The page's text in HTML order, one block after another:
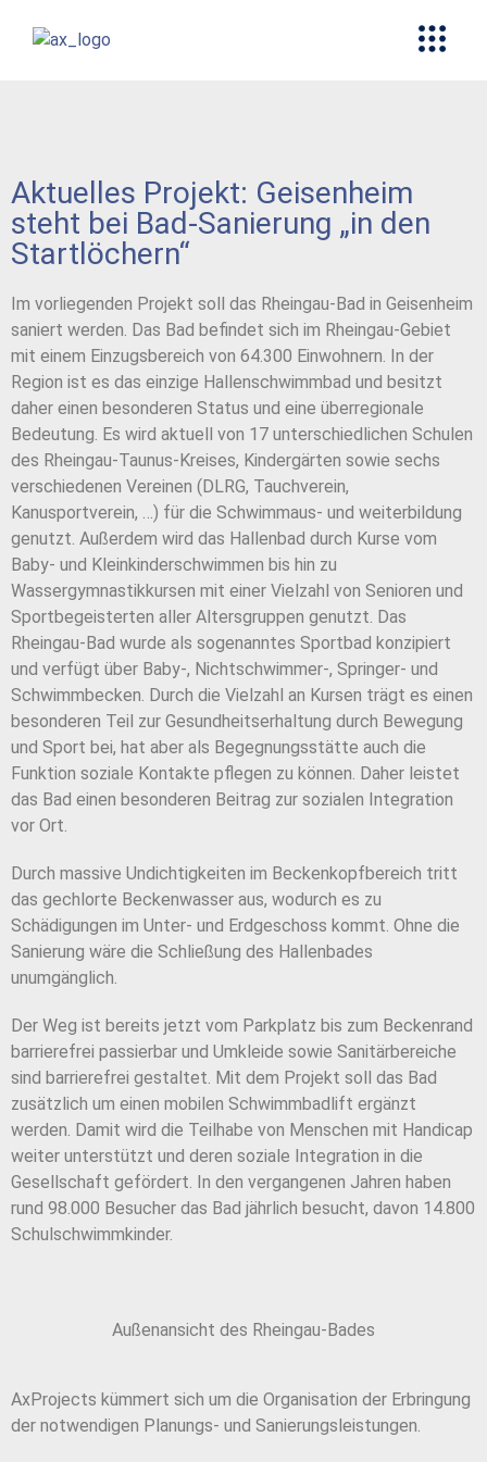
Aktuelles Projekt: Geisenheim
steht bei Bad-Sanierung „in den
Startlöchern“
Im vorliegenden Projekt soll das Rheingau-Bad in Geisenheim
saniert werden. Das Bad befindet sich im Rheingau-Gebiet
mit einem Einzugsbereich von 64.300 Einwohnern. In der
Region ist es das einzige Hallenschwimmbad und besitzt
daher einen besonderen Status und eine überregionale
Bedeutung. Es wird aktuell von 17 unterschiedlichen Schulen
des Rheingau-Taunus-Kreises, Kindergärten sowie sechs
verschiedenen Vereinen (DLRG, Tauchverein,
Kanusportverein, …) für die Schwimmaus- und weiterbildung
genutzt. Außerdem wird das Hallenbad durch Kurse vom
Baby- und Kleinkinderschwimmen bis hin zu
Wassergymnastikkursen mit einer Vielzahl von Senioren und
Sportbegeisterten aller Altersgruppen genutzt. Das
Rheingau-Bad wurde als sogenanntes Sportbad konzipiert
und verfügt über Baby-, Nichtschwimmer-, Springer- und
Schwimmbecken. Durch die Vielzahl an Kursen trägt es einen
besonderen Teil zur Gesundheitserhaltung durch Bewegung
und Sport bei, hat aber als Begegnungsstätte auch die
Funktion soziale Kontakte pflegen zu können. Daher leistet
das Bad einen besonderen Beitrag zur sozialen Integration
vor Ort.
Durch massive Undichtigkeiten im Beckenkopfbereich tritt
das gechlorte Beckenwasser aus, wodurch es zu
Schädigungen im Unter- und Erdgeschoss kommt. Ohne die
Sanierung wäre die Schließung des Hallenbades
unumgänglich.
Der Weg ist bereits jetzt vom Parkplatz bis zum Beckenrand
barrierefrei passierbar und Umkleide sowie Sanitärbereiche
sind barrierefrei gestaltet. Mit dem Projekt soll das Bad
zusätzlich um einen mobilen Schwimmbadlift ergänzt
werden. Damit wird die Teilhabe von Menschen mit Handicap
weiter unterstützt und deren soziale Integration in die
Gesellschaft gefördert. In den vergangenen Jahren haben
rund 98.000 Besucher das Bad jährlich besucht, davon 14.800
Schulschwimmkinder.
Außenansicht des Rheingau-Bades
AxProjects kümmert sich um die Organisation der Erbringung
der notwendigen Planungs- und Sanierungsleistungen.